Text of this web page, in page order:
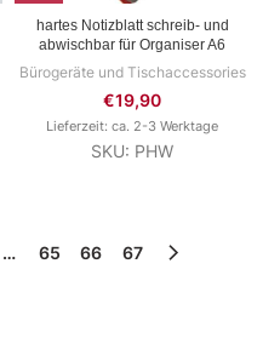
hartes Notizblatt schreib- und
abwischbar für Organiser A6
Bürogeräte und Tischaccessories
€19,90
Lieferzeit: ca. 2-3 Werktage
SKU: PHW
… 65 66 67